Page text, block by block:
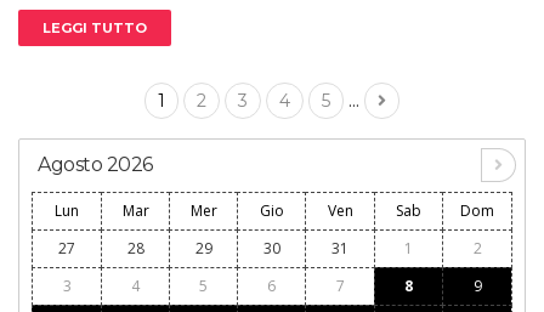
LEGGI TUTTO
1 2 3 4 5 ...
Agosto 2026
Lun Mar Mer Gio Ven Sab
Dom
27
28 29 30 31 1
2
3
4 5 6 7 8
9